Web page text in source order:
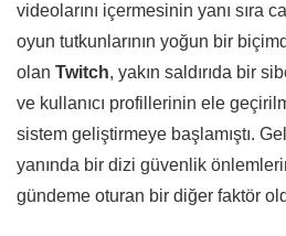
videolarını içermesinin yanı sıra
oyun tutkunlarının yoğun bir
olan Twitch, yakın saldırıda bir
ve kullanıcı profillerinin ele
sistem geliştirmeye başlamıştı.
yanında bir dizi güvenlik
gündeme oturan bir diğer faktör